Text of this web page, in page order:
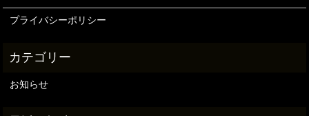
プライバシーポリシー
お知らせ